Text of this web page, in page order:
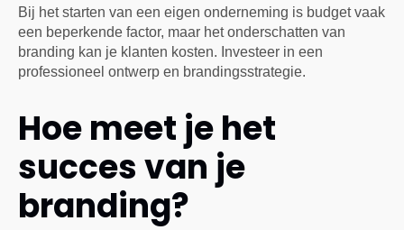
Bij het starten van een eigen onderneming is budget vaak
een beperkende factor, maar het onderschatten van
branding kan je klanten kosten. Investeer in een
professioneel ontwerp en brandingsstrategie.
Hoe meet je het
succes van je
branding?